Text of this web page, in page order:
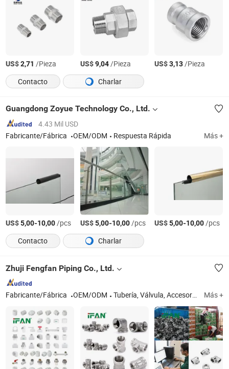
US$2,71 /Pieza US$9,04/Pieza US$3,13/Pieza
Contacto
Charlar
Guangdong Zoyue Technology Co., Ltd.
4.43 Mil USD
Fabricante/Fábrica
OEM/ODM Respuesta Rápida Más +
US$5,00-10,00/pcs US$5,00-10,00/pcs US$5,00-10,00/pcs
Contacto
Charlar
Zhuji Fengfan Piping Co., Ltd.
Fabricante/Fábrica OEM/ODM Tubería, Válvula, Accesorios Más +